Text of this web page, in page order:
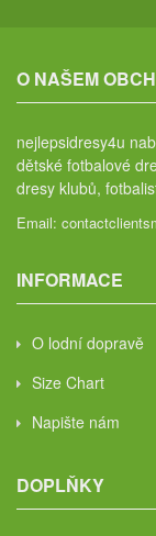
O NAŠEM
nejlepsidresy4u
dětské fotbalové
dresy klubů,
Email:
INFORMACE
O lodní dopravě
Size Chart
Napište nám
DOPLŇKY